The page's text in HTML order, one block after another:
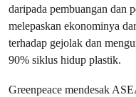
daripada pembuangan dan
melepaskan ekonominya
terhadap gejolak dan
90% siklus hidup plastik.
Greenpeace mendesak